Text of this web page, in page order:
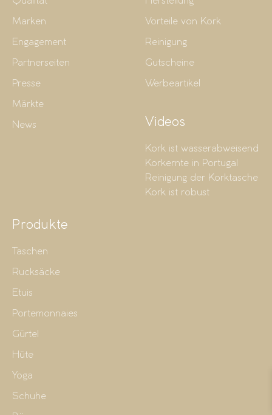
Marken
Engagement
Partnerseiten
Presse
Märkte
News
Vorteile von Kork
Reinigung
Gutscheine
Werbeartikel
Videos
Kork ist wasserabweisend
Korkernte in Portugal
Reinigung der Korktasche
Kork ist robust
Produkte
Taschen
Rucksäcke
Etuis
Portemonnaies
Gürtel
Hüte
Yoga
Schuhe